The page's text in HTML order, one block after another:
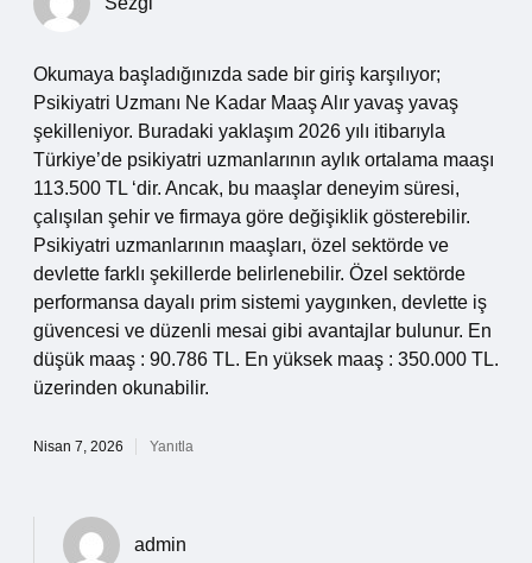
Okumaya başladığınızda sade bir giriş karşılıyor;
Psikiyatri Uzmanı Ne Kadar Maaş Alır yavaş yavaş
şekilleniyor. Buradaki yaklaşım 2026 yılı itibarıyla
Türkiye’de psikiyatri uzmanlarının aylık ortalama maaşı
113.500 TL ‘dir. Ancak, bu maaşlar deneyim süresi,
çalışılan şehir ve firmaya göre değişiklik gösterebilir.
Psikiyatri uzmanlarının maaşları, özel sektörde ve
devlette farklı şekillerde belirlenebilir. Özel sektörde
performansa dayalı prim sistemi yaygınken, devlette iş
güvencesi ve düzenli mesai gibi avantajlar bulunur. En
düşük maaş : 90.786 TL. En yüksek maaş : 350.000 TL.
üzerinden okunabilir.
Nisan 7, 2026 Yanıtla
admin